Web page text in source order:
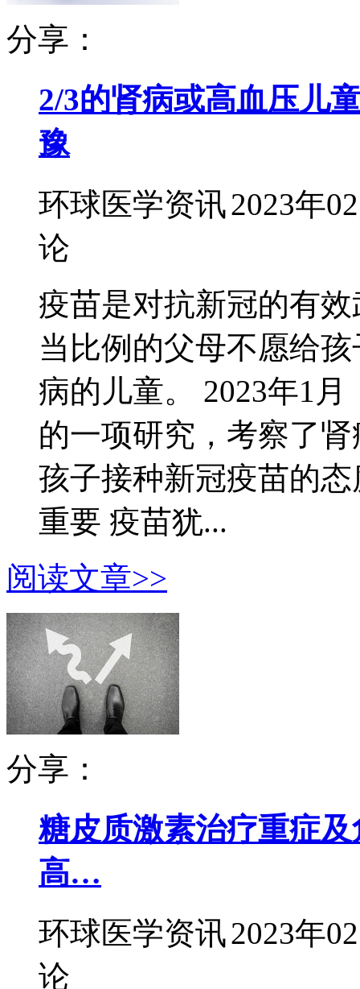
分享：
2/3的肾病或高血压儿
豫
环球医学资讯2023年
论
疫苗是对抗新冠的有
当比例的父母不愿给
病的儿童。 2023年1
的一项研究，考察了
孩子接种新冠疫苗的
重要 疫苗犹...
阅读文章>>
分享：
糖皮质激素治疗重症
高…
环球医学资讯2023年
论